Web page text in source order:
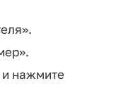
и нажмите